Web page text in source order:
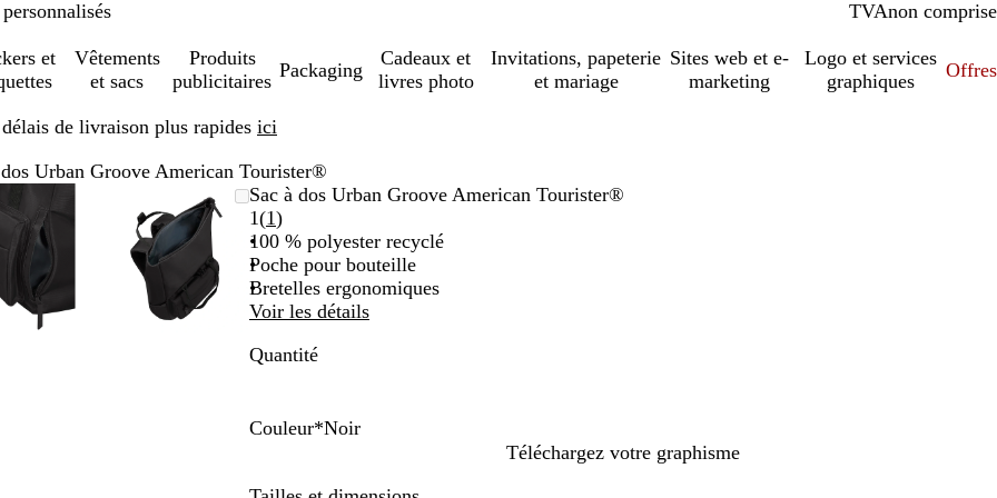
TVAcomprise
non comprise
et
Vêtements
et sacs
Produits
publicitaires
Packaging
Cadeaux et
livres photo
Invitations, papeterie
et mariage
Sites web et e-
marketing
Logo et services
graphiques
Offres
de livraison plus rapides ici
dos Urban Groove American Tourister®
zoomable
au
minimum
pour
développer
les
touches
et
moins
pour
Image
zoomable
Zoom
au
minimum
Cliquez
pour
développer
Utilisez
les
touches
plus
et
moins
Sac à dos Urban Groove American Tourister®
1(1Lire
les
1
avis
)
100 % polyester recyclé
Poche pour bouteille
Bretelles ergonomiques
Voir les détails
Quantité
Couleur*Noir
Téléchargez votre graphisme